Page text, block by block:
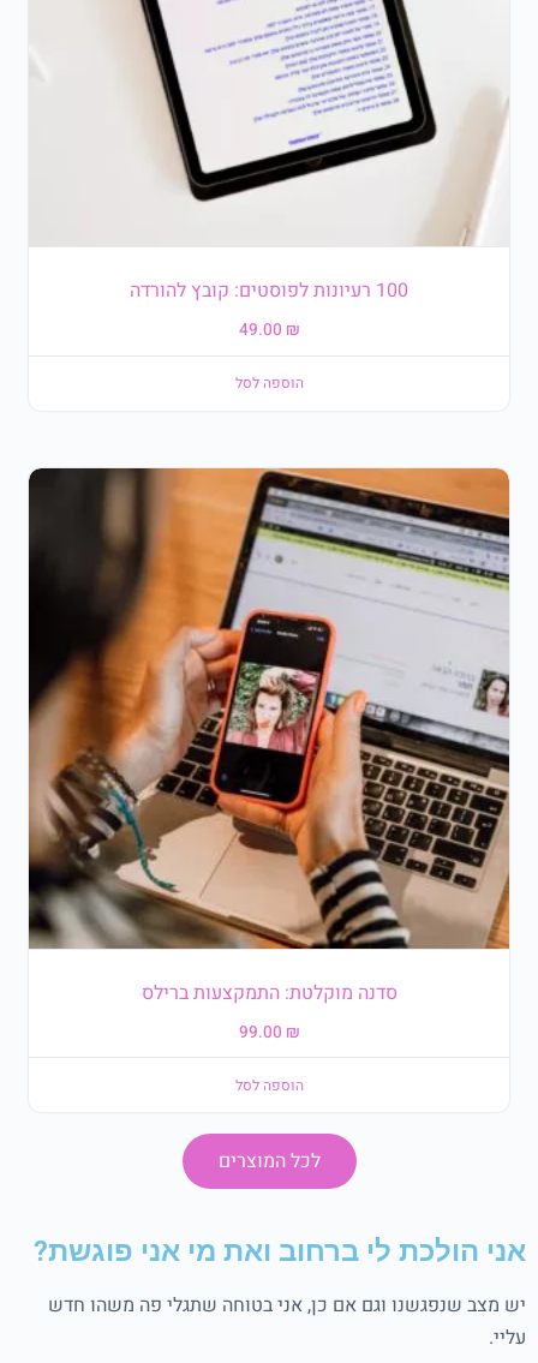
100 רעיונות לפוסטים: קובץ להורדה
49.00 ₪
הוספה לסל
סדנה מוקלטת: התמקצעות ברילס
99.00 ₪
הוספה לסל
לכל המוצרים
אני הולכת לי ברחוב ואת מי אני פוגשת?
יש מצב שנפגשנו וגם אם כן, אני בטוחה שתגלי פה משהו חדש
עליי.